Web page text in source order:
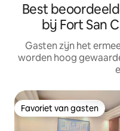
Best
bij Fort San
Gasten zijn het
worden hoog
Favoriet van gasten
Favoriet van gasten